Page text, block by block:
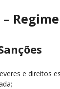
e direitos